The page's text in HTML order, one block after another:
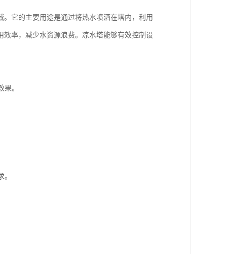
它的主要用途是通过将热水喷洒在塔内，利用
率，减少水资源浪费。凉水塔能够有效控制设
。